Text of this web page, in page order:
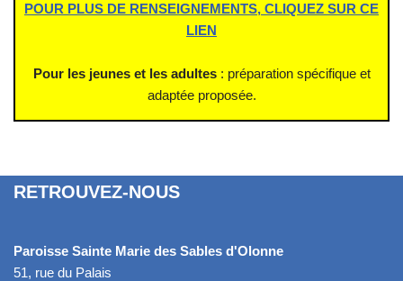
POUR PLUS DE RENSEIGNEMENTS, CLIQUEZ SUR CE
LIEN
Pour les jeunes et les adultes: préparation spécifique et
adaptée proposée.
RETROUVEZ-NOUS
Paroisse Sainte Marie des Sables d'Olonne
51, rue du Palais